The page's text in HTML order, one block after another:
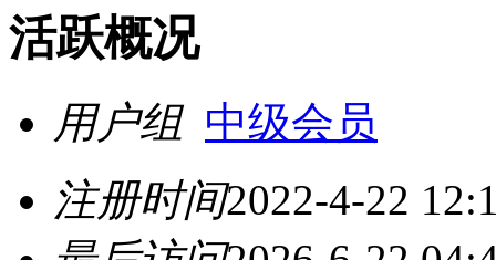
活跃概况
用户组 中级会员
注册时间2022-4-22